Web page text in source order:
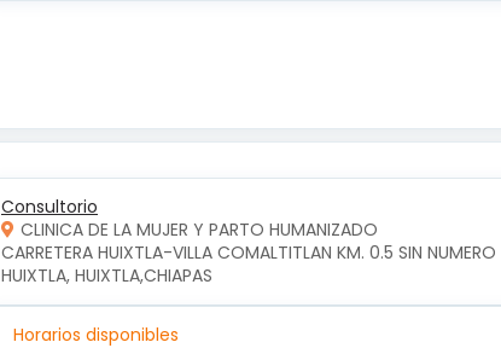
Consultorio
CLINICA DE LA MUJER Y PARTO HUMANIZADO
CARRETERA HUIXTLA-VILLA COMALTITLAN KM. 0.5 SIN
HUIXTLA, HUIXTLA,CHIAPAS
Horarios disponibles